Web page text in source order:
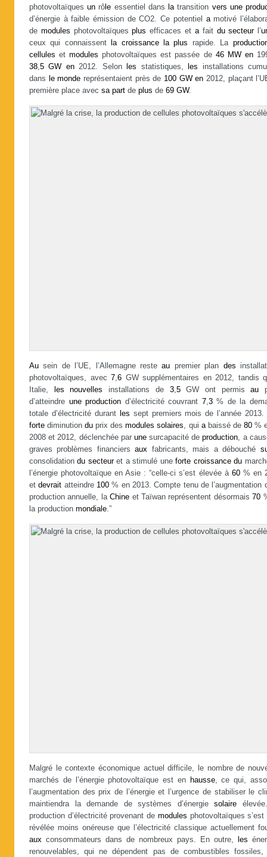
photovoltaïquesun rô le essentiel dans latransition vers une
d’énergie à faible émission de CO2. Ce potentiel amotivé
de modules photovoltaïquesplus efficaces et afait du secteurl’
ceux qui connaissent
la croissance la plus rapide. La
cellules etmodules photovoltaïques est passée de 46 MW en
38,5 GW en2012. Selon les statistiques, les installations
dans
le monde représentaient près de 100 GW en 2012, plaçant
première place avec sa part de plus de 69 GW.
Au sein de l’UE, l’Allemagne resteau premier plan des
photovoltaïques, avec
7,6 GW supplémentaires en 2012, tandis
Italie,
les nouvelles installations de 3,5GW ont permisau
d’atteindre une production d’électricité couvrant 7,3% de la
totale d’électricité durant
les sept premiers mois de l’année
forte diminutiondu prix desmodules solaires, qui abaissé de 80%
2008 et 2012, déclenchée par unesurcapacité deproduction, a
graves problèmes financiersaux fabricants, mais a débouché
consolidationdu secteuret a stimulé uneforte croissance du
l’énergie photovoltaïque en Asie : “celle-ci s’est élevée à 60% en
etdevrait atteindre 100 % en 2013. Compte tenu de l’augmentation
production annuelle, laChine et Taïwan représentent désormais 70
la production mondiale.”
Malgré le contexte économique actuel difficile, le nombre de
marchés de l’énergie photovoltaïque est en
hausse, ce qui,
l’augmentation des prix de l’énergie et l’urgence de stabiliser le
maintiendra la demande de systèmes d’énergie solaire
production d’électricité provenant de modules photovoltaïques s’est
révélée moins onéreuse que l’électricité classique actuellement
aux consommateurs dans de nombreux pays. En outre, les
renouvelables, qui ne dépendent pas de combustibles fossiles,